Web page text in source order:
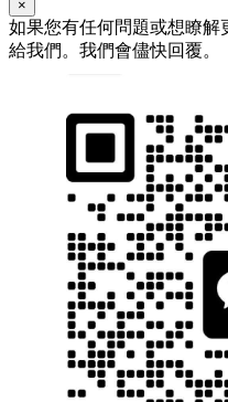
×
如果您有任何問題或想瞭
給我們。我們會儘快回覆。